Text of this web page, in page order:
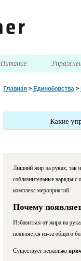
Питание
Главная> Единоборства>
Какие
Лишний жир на руках, так
соблазнительные наряды
комплекс мероприятий.
Почему
Избавиться от жира на
появляется из-за общего
Существует несколько